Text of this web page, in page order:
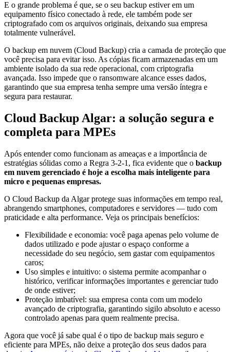
E o grande problema é que, se o seu backup estiver em um
equipamento físico conectado à rede, ele também pode ser
criptografado com os arquivos originais, deixando sua empresa
totalmente vulnerável.
O backup em nuvem (Cloud Backup) cria a camada de proteção que
você precisa para evitar isso. As cópias ficam armazenadas em um
ambiente isolado da sua rede operacional, com criptografia
avançada. Isso impede que o ransomware alcance esses dados,
garantindo que sua empresa tenha sempre uma versão íntegra e
segura para restaurar.
Cloud Backup Algar: a solução segura e
completa para MPEs
Após entender como funcionam as ameaças e a importância de
estratégias sólidas como a Regra 3-2-1, fica evidente que o backup
em nuvem gerenciado é hoje a escolha mais inteligente para
micro e pequenas empresas.
O Cloud Backup da Algar protege suas informações em tempo real,
abrangendo smartphones, computadores e servidores — tudo com
praticidade e alta performance. Veja os principais benefícios:
Flexibilidade e economia: você paga apenas pelo volume de
dados utilizado e pode ajustar o espaço conforme a
necessidade do seu negócio, sem gastar com equipamentos
caros;
Uso simples e intuitivo: o sistema permite acompanhar o
histórico, verificar informações importantes e gerenciar tudo
de onde estiver;
Proteção imbatível: sua empresa conta com um modelo
avançado de criptografia, garantindo sigilo absoluto e acesso
controlado apenas para quem realmente precisa.
Agora que você já sabe qual é o tipo de backup mais seguro e
eficiente para MPEs, não deixe a proteção dos seus dados para